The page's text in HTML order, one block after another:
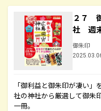
２７
社 週
御朱印
「御利益と御朱印が凄い
社の神社から厳選して御朱
一冊。